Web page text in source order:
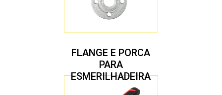
FLANGE E PORCA
PARA
ESMERILHADEIRA
4.1/2″ 20,00 MM